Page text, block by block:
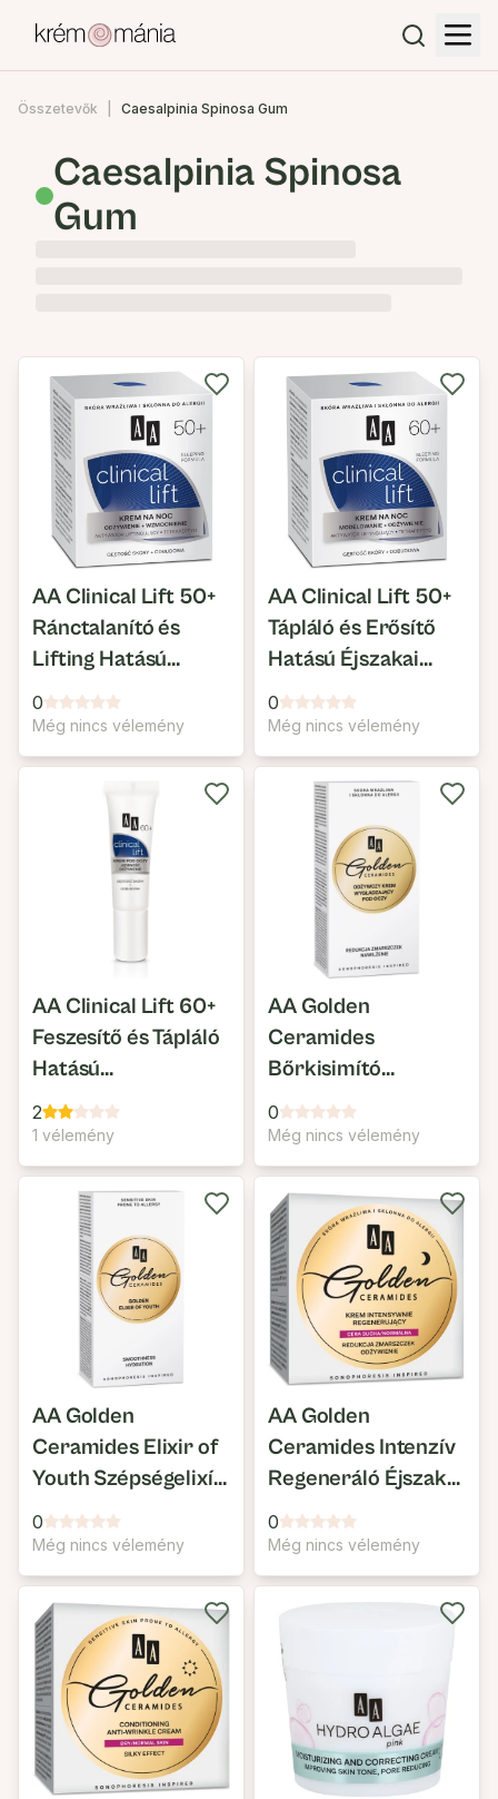
Összetevők Caesalpinia Spinosa Gum
Caesalpinia Spinosa
Gum
AA Clinical Lift 50+
Ránctalanító és
Lifting Hatású
Nappali Arckrém
0
Még nincs vélemény
AA Clinical Lift 50+
Tápláló és Erősítő
Hatású Éjszakai
Arckrém
0
Még nincs vélemény
AA Clinical Lift 60+
Feszesítő és Tápláló
Hatású
Szemkörnyéki
Krém
2
1 vélemény
AA Golden
Ceramides
Bőrkisimító
Szemkörnyéki
Krém
0
Még nincs vélemény
AA Golden
Ceramides Elixir of
Youth Szépségelixír
Arannyal
0
Még nincs vélemény
AA Golden
Ceramides Intenzív
Regeneráló Éjszakai
Arckrém Száraz és
Normál Bőrre
0
Még nincs vélemény